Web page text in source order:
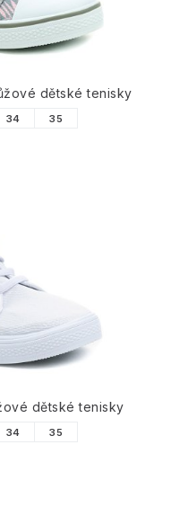
dětské tenisky
34 35
dětské tenisky
34 35